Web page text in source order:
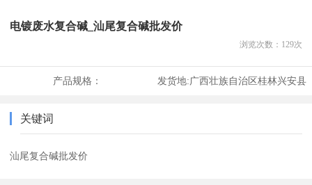
电镀废水复合碱_汕尾复合碱批发价
浏览次数： 129次
产品规格： 发货地:广西壮族自治区桂林兴安县
关键词
汕尾复合碱批发价